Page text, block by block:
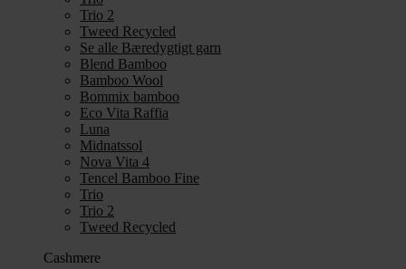
Trio 2
Tweed Recycled
Se alle Bæredygtigt garn
Blend Bamboo
Bamboo Wool
Bommix bamboo
Eco Vita Raffia
Luna
Midnatssol
Nova Vita 4
Tencel Bamboo Fine
Trio
Trio 2
Tweed Recycled
Cashmere